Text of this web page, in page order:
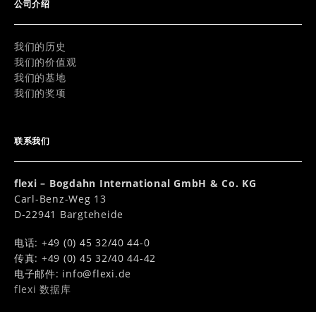
公司介绍
我们的历史
我们的价值观
我们的基地
我们的奖项
联系我们
flexi – Bogdahn International GmbH & Co. KG
Carl-Benz-Weg 13
D-22941 Bargteheide
电话: +49 (0) 45 32/40 44-0
传真: +49 (0) 45 32/40 44-42
电子邮件: info@flexi.de
flexi 数据库